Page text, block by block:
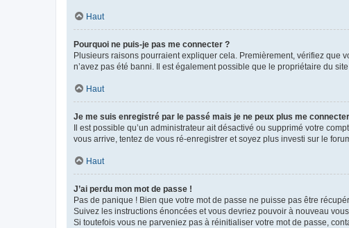
Haut
Pourquoi ne puis-je pas me connecter ?
Plusieurs raisons pourraient expliquer cela. Premièrement, vérifiez que
n’avez pas été banni. Il est également possible que le propriétaire du
Haut
Je me suis enregistré par le passé mais je ne peux plus me
Il est possible qu’un administrateur ait désactivé ou supprimé votre
vous arrive, tentez de vous ré-enregistrer et soyez plus investi sur le
Haut
J’ai perdu mon mot de passe !
Pas de panique ! Bien que votre mot de passe ne puisse pas être
Suivez les instructions énoncées et vous devriez pouvoir à nouveau
Si toutefois vous ne parveniez pas à réinitialiser votre mot de passe,